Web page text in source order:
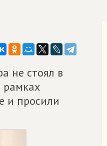
не стоял в
рамках
и просили